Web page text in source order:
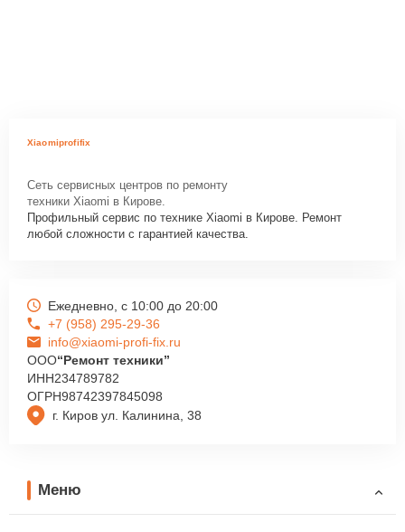
Xiaomiprofifix
Сеть сервисных центров по ремонту
техники Xiaomi в Кирове.
Профильный сервис по технике Xiaomi в Кирове. Ремонт
любой сложности с гарантией качества.
г. Киров ул. Калинина, 38
Ежедневно, с 10:00 до 20:00
+7 (958) 295-29-36
info@xiaomi-profi-fix.ru
ООО“Ремонт техники”
ИНН234789782
ОГРН98742397845098
Меню